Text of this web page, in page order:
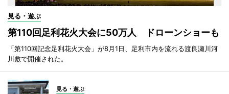
見る・遊ぶ
第110回足利花火大会に50万人 ドローンショーも
「第110回記念足利花火大会」が8月1日、足利市内を流れる渡良瀬川河
川敷で開催された。
見る・遊ぶ